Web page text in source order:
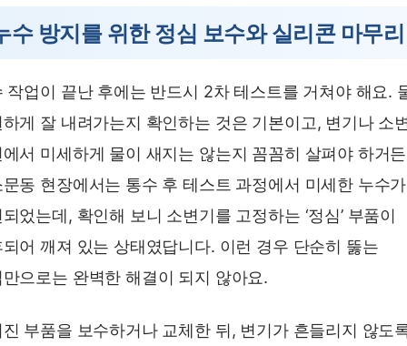
수 방지를 위한 정심 보수와 실리콘 마무리
작업이 끝난 후에는 반드시 2차 테스트를 거쳐야 해요.
게 잘 내려가는지 확인하는 것은 기본이고, 변기나 소
서 미세하게 물이 새지는 않는지 꼼꼼히 살펴야 하거
동 현장에서는 통수 후 테스트 과정에서 미세한 누수가
었는데, 확인해 보니 소변기를 고정하는 ‘정심’ 부품이
어 깨져 있는 상태였답니다. 이런 경우 단순히 뚫는
으로는 완벽한 해결이 되지 않아요.
부품을 보수하거나 교체한 뒤, 변기가 흔들리지 않도